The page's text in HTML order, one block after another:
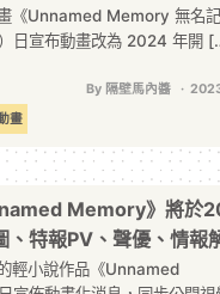
《Unnamed Memory 無名記
日宣布動畫改為 2024 年開
By 隔壁馬內醬
畫
Memory》將於
、特報PV、聲優、情報
輕小說作品《Unnamed